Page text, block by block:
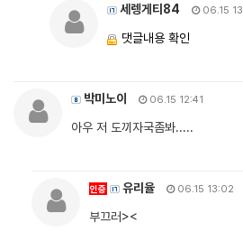
세렝게티84 06.15
댓글내용 확인
박미노이 06.15 12:41
아우 저 도끼자국좀봐.....
인증 유리율 06.15 13:02
부끄러><